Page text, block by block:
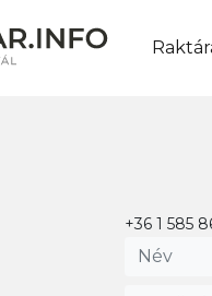
+36 1 585